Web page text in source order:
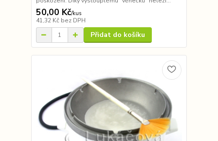
50,00 Kč/kus
41,32 Kč bez DPH
Přidat do košíku